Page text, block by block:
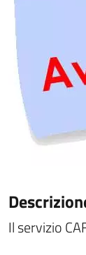
Il servizio